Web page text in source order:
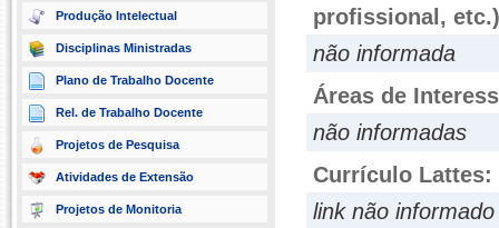
Produção Intelectual
Disciplinas Ministradas
Plano de Trabalho Docente
Rel. de Trabalho Docente
Projetos de Pesquisa
Atividades de Extensão
Projetos de Monitoria
profissional, etc.)
não informada
Áreas de
não informadas
Currículo Lattes:
link não informado